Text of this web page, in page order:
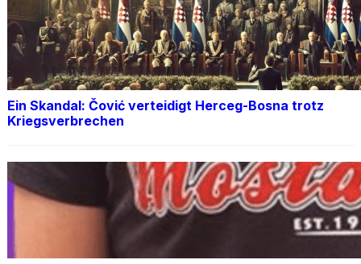
Ein Skandal: Čović verteidigt Herceg-Bosna trotz
Kriegsverbrechen